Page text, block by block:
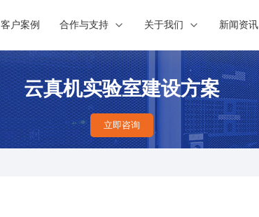
客户案例 合作与支持 关于我们 新闻资讯
云真机实验室建设方案
立即咨询